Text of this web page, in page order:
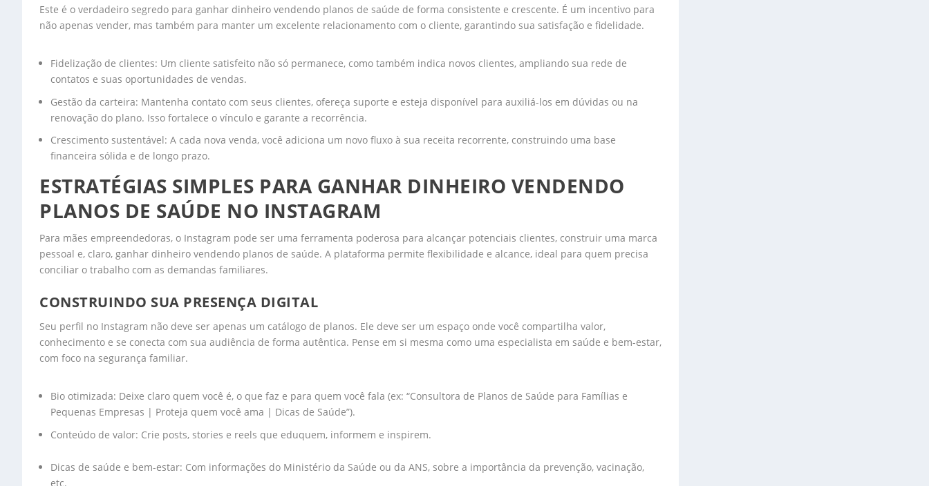
Este é o verdadeiro segredo para ganhar dinheiro vendendo planos de saúde de forma consistente e crescente. É um incentivo para
não apenas vender, mas também para manter um excelente relacionamento com o cliente, garantindo sua satisfação e fidelidade.
Fidelização de clientes: Um cliente satisfeito não só permanece, como também indica novos clientes, ampliando sua rede de
contatos e suas oportunidades de vendas.
Gestão da carteira: Mantenha contato com seus clientes, ofereça suporte e esteja disponível para auxiliá-los em dúvidas ou na
renovação do plano. Isso fortalece o vínculo e garante a recorrência.
Crescimento sustentável: A cada nova venda, você adiciona um novo fluxo à sua receita recorrente, construindo uma base
financeira sólida e de longo prazo.
ESTRATÉGIAS SIMPLES PARA GANHAR DINHEIRO VENDENDO
PLANOS DE SAÚDE NO INSTAGRAM
Para mães empreendedoras, o Instagram pode ser uma ferramenta poderosa para alcançar potenciais clientes, construir uma marca
pessoal e, claro, ganhar dinheiro vendendo planos de saúde. A plataforma permite flexibilidade e alcance, ideal para quem precisa
conciliar o trabalho com as demandas familiares.
CONSTRUINDO SUA PRESENÇA DIGITAL
Seu perfil no Instagram não deve ser apenas um catálogo de planos. Ele deve ser um espaço onde você compartilha valor,
conhecimento e se conecta com sua audiência de forma autêntica. Pense em si mesma como uma especialista em saúde e bem-estar,
com foco na segurança familiar.
Bio otimizada: Deixe claro quem você é, o que faz e para quem você fala (ex: “Consultora de Planos de Saúde para Famílias e
Pequenas Empresas | Proteja quem você ama | Dicas de Saúde”).
Conteúdo de valor: Crie posts, stories e reels que eduquem, informem e inspirem.
Dicas de saúde e bem-estar: Com informações do Ministério da Saúde ou da ANS, sobre a importância da prevenção, vacinação,
etc.